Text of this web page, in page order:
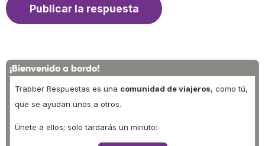
¡Bienvenido a bordo!
Trabber Respuestas es una comunidad de viajeros, como tú,
que se ayudan unos a otros.
Únete a ellos; solo tardarás un minuto: